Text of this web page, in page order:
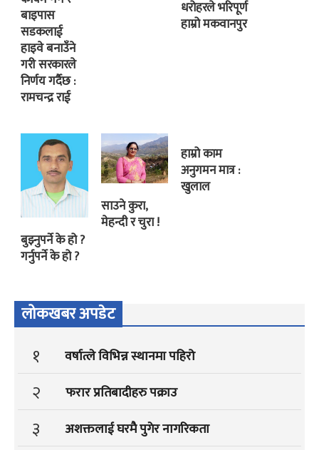
बाइपास
सडकलाई
हाइवे बनाउँने
गरी सरकारले
निर्णय गर्दैछ :
रामचन्द्र राई
धरोहरले भरिपूर्ण
हाम्रो मकवानपुर
बुझ्नुपर्ने के हो ?
गर्नुपर्ने के हो ?
साउने कुरा,
मेहन्दी र चुरा !
हाम्रो काम
अनुगमन मात्र :
खुलाल
लोकखबर अपडेट
१ वर्षात्ले विभिन्न स्थानमा पहिरो
२ फरार प्रतिबादीहरु पक्राउ
३ अशक्तलाई घरमै पुगेर नागरिकता